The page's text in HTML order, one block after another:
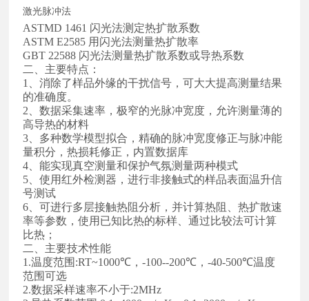
激光脉冲法
ASTMD 1461 闪光法测定热扩散系数
ASTM E2585 用闪光法测量热扩散率
GBT 22588 闪光法测量热扩散系数或导热系数
二、主要特点：
1、消除了样品外缘的干扰信号，可大大提高测量结果
的准确度。
2、数据采集速率，极窄的光脉冲宽度，允许测量薄的
高导热的材料
3、多种数学模型拟合，精确的脉冲宽度修正与脉冲能
量积分，热损耗修正，内置数据库
4、能实现真空测量和保护气氛测量两种模式
5、使用红外检测器，进行非接触式的样品表面温升信
号测试
6、可进行多层接触热阻分析，并计算热阻、热扩散速
率等参数，使用已知比热的标样、通过比较法可计算
比热；
二、主要技术性能
1.温度范围:RT~1000℃，-100--200℃，-40-500℃温度
范围可选
2.数据采样速率不小于:2MHz